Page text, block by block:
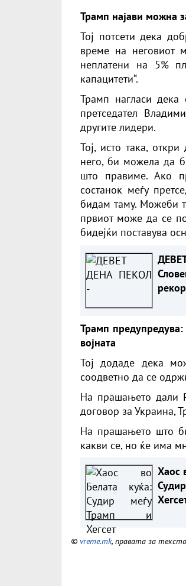
Трамп најави можна
Тој потсети дека
време на неговиот
неплатени на 5%
капацитети“.
Трамп нагласи
претседател
другите лидери.
Тој, исто така,
него, би можела да
што правиме. Ако
состанок меѓу
бидам таму. Можеби
првиот може да се
бидејќи поставува
Трамп предупредува:
војната
Тој додаде дека
соодветно да се
На прашањето дали
договор за Украина,
На прашањето што
какви се, но ќе има
Хаос
© vreme.mk, правата за